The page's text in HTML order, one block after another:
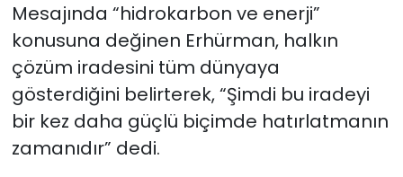
Mesajında “hidrokarbon ve enerji”
konusuna değinen Erhürman, halkın
çözüm iradesini tüm dünyaya
gösterdiğini belirterek, “Şimdi bu iradeyi
bir kez daha güçlü biçimde hatırlatmanın
zamanıdır” dedi.